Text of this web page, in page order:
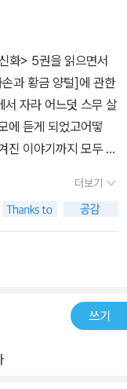
라 사막을 지나 모로
가파오네요.) 영웅
의 정원에 도착한 일
수 있게 됩니다. 3년 3
대가 목적을 이루는 것
역사적 배경, 작가님
깊이있게 만들어주
만들어주시다니, 감
가 책을 받자마자 쭉
고 긴 책이라 아들이
들이 귀엽고 기특하기
도서를 지원받아 작
#청소년문학 #도서
트로이 전쟁이 일어날
화는 유럽의 미술과
등의 필독서로 손꼽
위해 전문가들이 추천
그리스 로마신화로
욱의 그리스 로마신
금 양털을 찾아 나서
양털>이올코스의 왕
아들이 있었어요. 왕
도 위험에 빠뜨리려고
핏줄 이야손.이아손은
되는 해에 자신의 자
길에서 노파로 변신
화> 5권을 읽으면서
과 황금 양털]에 관한
서 자라 어느덧 스무 살
에 듣게 되었고어떻
진 이야기까지 모두 알
앗긴 왕위를 되찾
요.이아손은 그리스
칼라이스에르기노
시대의 가장 뛰어
답니다.콜키스로 가
금 양털을 되찾고빼앗
이 펼쳐질지벌써 기
더보기
쓰기